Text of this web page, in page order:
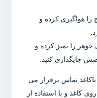
را هواگیری کرده و
جوهر را تمیز کرده و
جایگذاری کنید.
تماس برقرار می
کاغذ و با استفاده از